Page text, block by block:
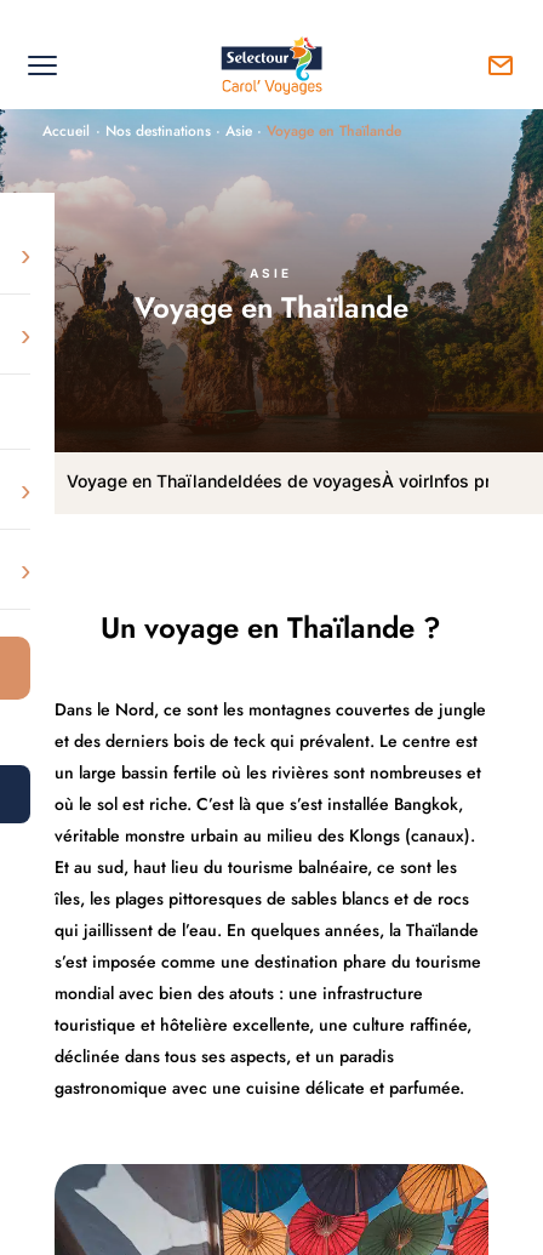
›
›
›
›
Accueil · Nos destinations · Asie · Voyage en Thaïlande
ASIE
Voyage en Thaïlande
Voyage en ThaïlandeIdées de voyagesÀ voirInfos
Un voyage en Thaïlande ?
Dans le Nord, ce sont les montagnes couvertes de jungle
et des derniers bois de teck qui prévalent. Le centre est
un large bassin fertile où les rivières sont nombreuses et
où le sol est riche. C’est là que s’est installée Bangkok,
véritable monstre urbain au milieu des Klongs (canaux).
Et au sud, haut lieu du tourisme balnéaire, ce sont les
îles, les plages pittoresques de sables blancs et de rocs
qui jaillissent de l’eau. En quelques années, la Thaïlande
s’est imposée comme une destination phare du tourisme
mondial avec bien des atouts : une infrastructure
touristique et hôtelière excellente, une culture raffinée,
déclinée dans tous ses aspects, et un paradis
gastronomique avec une cuisine délicate et parfumée.